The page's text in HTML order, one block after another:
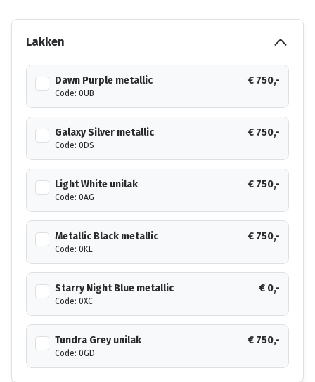
Lakken
Dawn Purple metallic
Code: 0UB
€ 750,-
Galaxy Silver metallic
Code: 0DS
€ 750,-
Light White unilak
Code: 0AG
€ 750,-
Metallic Black metallic
Code: 0KL
€ 750,-
Starry Night Blue metallic
Code: 0XC
€ 0,-
Tundra Grey unilak
Code: 0GD
€ 750,-